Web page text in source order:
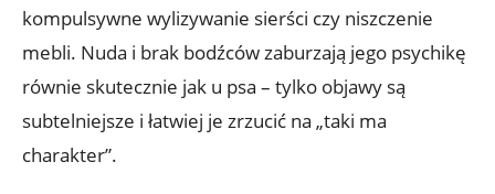
kompulsywne wylizywanie sierści czy niszczenie
mebli. Nuda i brak bodźców zaburzają jego psychikę
równie skutecznie jak u psa – tylko objawy są
subtelniejsze i łatwiej je zrzucić na „taki ma
charakter”.